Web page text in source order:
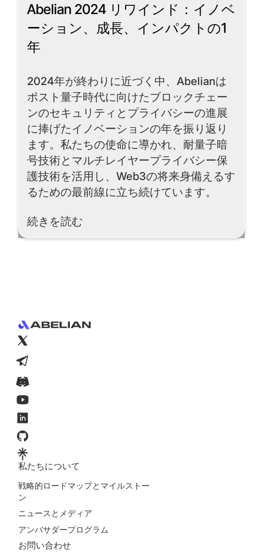
Abelian 2024 リワインド：イノベ
ーション、成長、インパクトの1
年
2024年が終わりに近づく中、Abelianは
ポスト量子時代に向けたブロックチェー
ンのセキュリティとプライバシーの進展
に捧げたイノベーションの年を振り返り
ます。私たちの使命に導かれ、耐量子暗
号技術とマルチレイヤープライバシー保
護技術を活用し、Web3の将来身備えるす
るための最前線に立ち続けています。
続きを読む
Read More
私たちについて
戦略的ロードマップとマイルストー
ン
ニュースとメディア
アンバサダープログラム
お問い合わせ